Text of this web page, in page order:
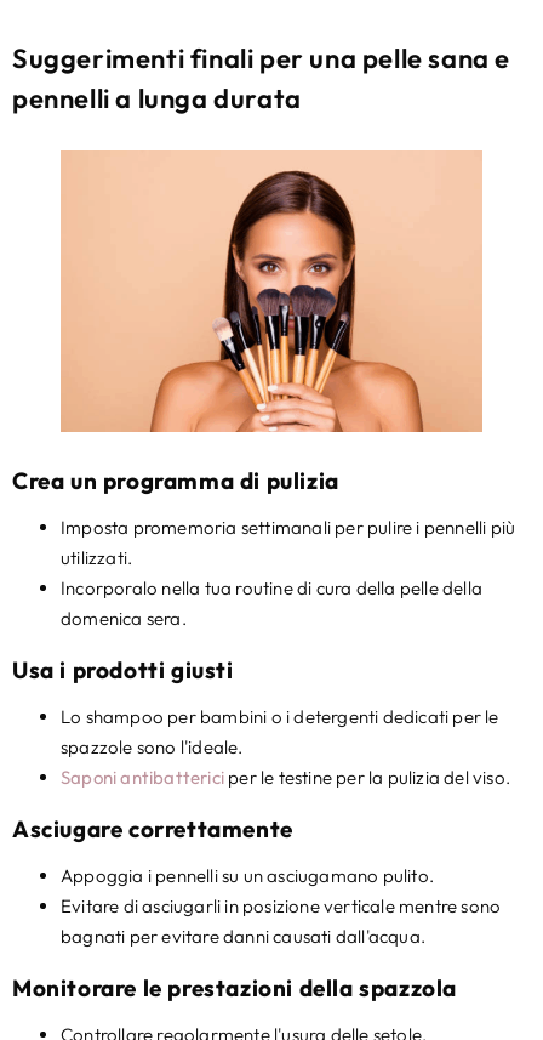
Suggerimenti finali per una pelle sana e
pennelli a lunga durata
Crea un programma di pulizia
Imposta promemoria settimanali per pulire i pennelli più
utilizzati.
Incorporalo nella tua routine di cura della pelle della
domenica sera.
Usa i prodotti giusti
Lo shampoo per bambini o i detergenti dedicati per le
spazzole sono l'ideale.
Saponi antibatterici per le testine per la pulizia del viso.
Asciugare correttamente
Appoggia i pennelli su un asciugamano pulito.
Evitare di asciugarli in posizione verticale mentre sono
bagnati per evitare danni causati dall'acqua.
Monitorare le prestazioni della spazzola
Controllare regolarmente l'usura delle setole.